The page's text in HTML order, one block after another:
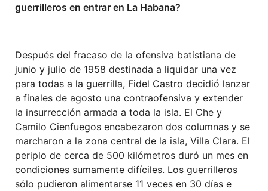
guerrilleros en entrar en La Habana?
Después del fracaso de la ofensiva batistiana de
junio y julio de 1958 destinada a liquidar una vez
para todas a la guerrilla, Fidel Castro decidió lanzar
a finales de agosto una contraofensiva y extender
la insurrección armada a toda la isla. El Che y
Camilo Cienfuegos encabezaron dos columnas y se
marcharon a la zona central de la isla, Villa Clara. El
periplo de cerca de 500 kilómetros duró un mes en
condiciones sumamente difíciles. Los guerrilleros
sólo pudieron alimentarse 11 veces en 30 días e